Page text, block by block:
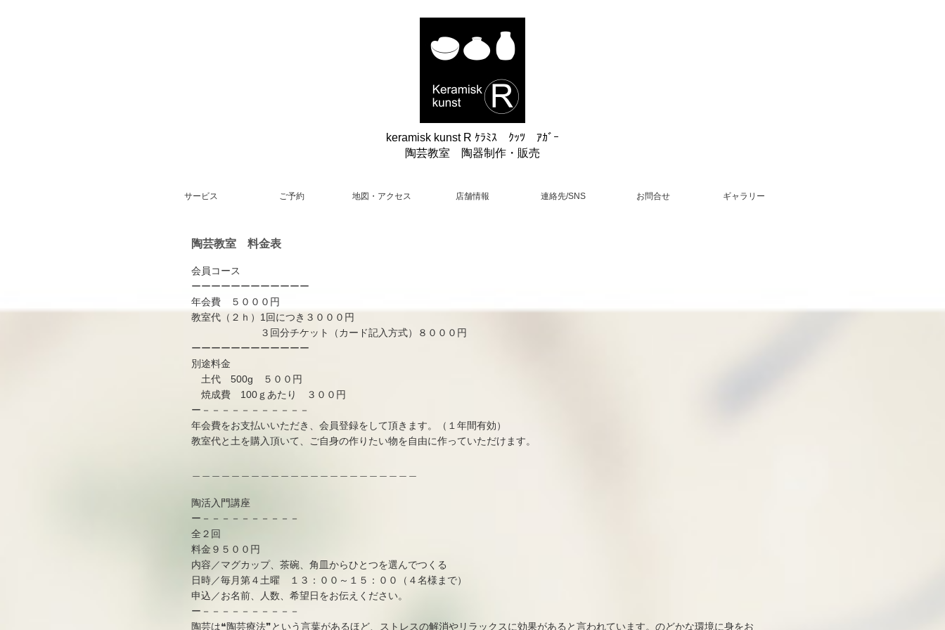
keramisk kunst R ｹﾗﾐｽ ｸｯﾂ ｱｶﾞｰ
陶芸教室 陶器制作・販売
サービス ご予約 地図・アクセス 店舗情報 連絡先/SNS お問合せ ギャラリー
陶芸教室 料金表
会員コース
ーーーーーーーーーーーー
年会費 ５０００円
教室代（２ｈ）1回につき３０００円
３回分チケット（カード記入方式）８０００円
ーーーーーーーーーーーー
別途料金
土代 500g ５００円
焼成費 100ｇあたり ３００円
ー－－－－－－－－－－－
年会費をお支払いいただき、会員登録をして頂きます。（１年間有効）
教室代と土を購入頂いて、ご自身の作りたい物を自由に作っていただけます。
陶活入門講座
ー－－－－－－－－－－
全２回
料金９５００円
内容／マグカップ、茶碗、角皿からひとつを選んでつくる
日時／毎月第４土曜 １３：００～１５：００（４名様まで）
申込／お名前、人数、希望日をお伝えください。
ー－－－－－－－－－－
陶芸は❝陶芸療法❞という言葉があるほど、ストレスの解消やリラックスに効果があると言われています。のどかな環境に身をお